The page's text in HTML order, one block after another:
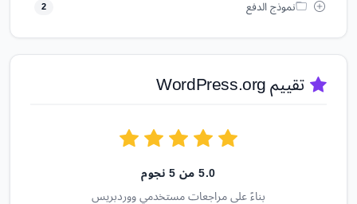
نموذج الدفع 2
تقييم WordPress.org
5.0 من 5 نجوم
بناءً على مراجعات مستخدمي ووردبريس